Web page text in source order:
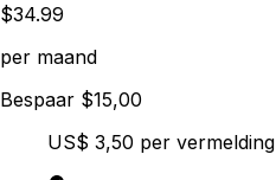
$34.99
per maand
Bespaar $15,00
US$ 3,50 per vermelding